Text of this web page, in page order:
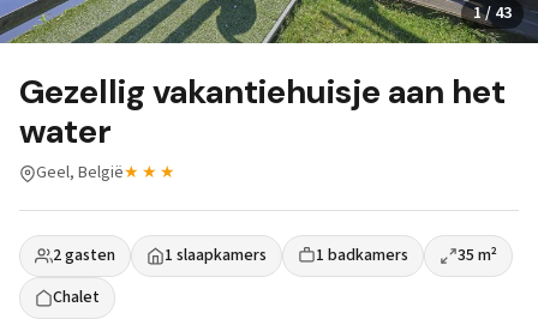
1 / 43
Gezellig vakantiehuisje aan het
water
Geel, België★★★
2 gasten 1 slaapkamers 1 badkamers
35 m²
Chalet